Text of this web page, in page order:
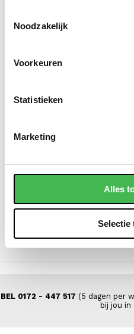
Noodzakelijk
Voorkeuren
Statistieken
Marketing
Alles
Selectie
koffer / trolley /
(medium) s'cure
VOOR 149,00
BEL 0172 - 447 517 (5 dagen per
bij jou